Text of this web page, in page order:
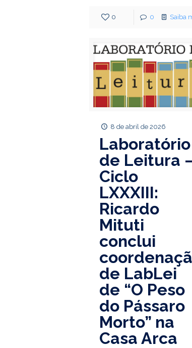
0 0 Saiba
8 de abril de 2026
Laboratório
de Leitura
Ciclo
LXXXIII:
Ricardo
Mituti
conclui
de LabLei
de “O Peso
do Pássaro
Morto” na
Casa Arca